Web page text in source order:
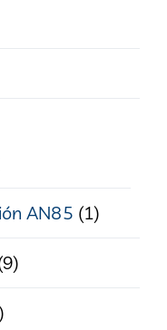
AN85 (1)